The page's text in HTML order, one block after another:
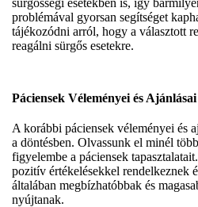
sürgősségi esetekben is, így
problémával gyorsan segítséget
tájékozódni arról, hogy a választott
reagálni sürgős esetekre.
Páciensek Véleményei és Ajánlásai
A korábbi páciensek véleményei és
a döntésben. Olvassunk el minél
figyelembe a páciensek
pozitív értékelésekkel rendelkeznek
általában megbízhatóbbak és
nyújtanak.